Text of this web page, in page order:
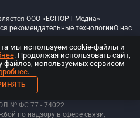
ООО «ЕСПОРТ Медиа»
рекомендательные технологииО нас
— Все права защищены
о регистрации средств массовой
№ ФС 77 - 74022
по надзору в сфере связи,
мы используем cookie-файлы и
. Продолжая использовать сайт,
файлов, используемых сервисом
.